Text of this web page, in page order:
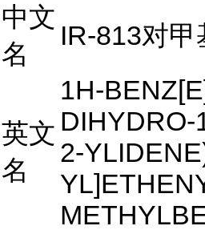
中文
名
IR-813对甲
英文
名
1H-
DIHYDRO-
2-